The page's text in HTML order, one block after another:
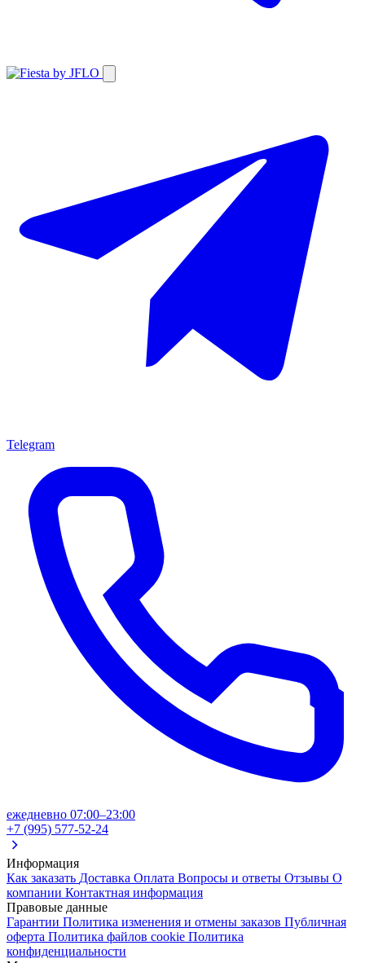
Telegram
ежедневно 07:00–23:00
+7 (995) 577-52-24
Информация
Как заказать Доставка Оплата Вопросы и ответы Отзывы О
компании Контактная информация
Правовые данные
Гарантии Политика изменения и отмены заказов Публичная
оферта Политика файлов cookie Политика
конфиденциальности